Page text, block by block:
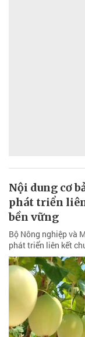
Nội dung cơ
phát triển
bền vững
Bộ Nông nghiệp và
phát triển liên kết